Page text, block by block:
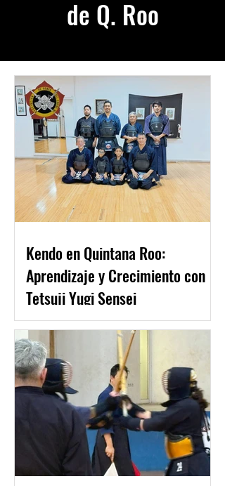
de Q. Roo
Kendo en Quintana Roo:
Aprendizaje y Crecimiento con
Tetsuji Yugi Sensei